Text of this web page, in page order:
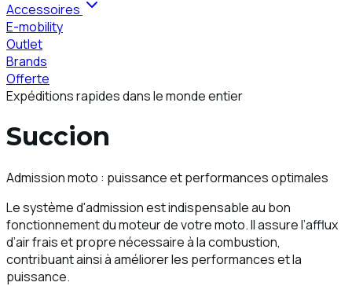
Accessoires
E-mobility
Outlet
Brands
Offerte
Expéditions rapides dans le monde entier
Succion
Admission moto : puissance et performances optimales
Le système d'admission est indispensable au bon
fonctionnement du moteur de votre moto. Il assure l’afflux
d’air frais et propre nécessaire à la combustion,
contribuant ainsi à améliorer les performances et la
puissance.